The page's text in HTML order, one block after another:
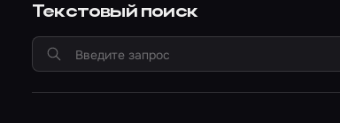
Текстовый поиск